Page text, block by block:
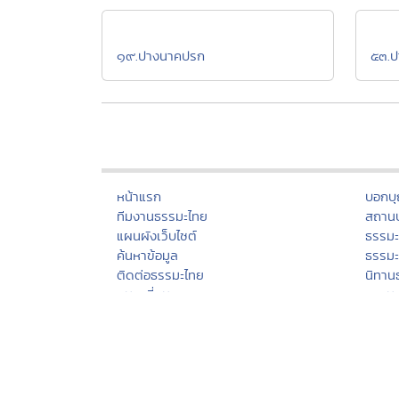
๑๙.ปางนาคปรก ๕๓.
หน้าแรก
ทีมงานธรรมะไทย
แผนผังเว็บไซต์
ค้นหาข้อมูล
ติดต่อธรรมะไทย
สมุดเยี่ยม
บอก
สถา
ธรรม
ธรรม
นิทาน
ธรร